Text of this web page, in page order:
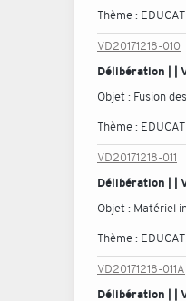
Thème :
VD20171218-010
Délibération | |
Objet : Fusion
Thème :
VD20171218-011
Délibération | |
Objet : Matériel
Thème :
VD20171218-011A
Délibération | |